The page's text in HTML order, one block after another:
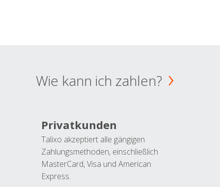
Wie kann ich zahlen?
Privatkunden
Talixo akzeptiert alle gängigen
Zahlungsmethoden, einschließlich
MasterCard, Visa und American
Express.